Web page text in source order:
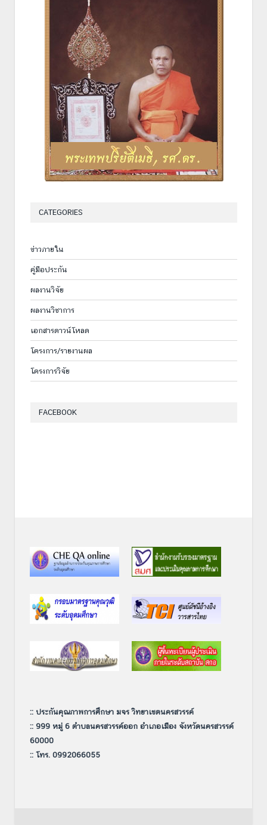
CATEGORIES
ข่าวภายใน
คู่มือประกัน
ผลงานวิจัย
ผลงานวิชาการ
เอกสารดาวน์โหลด
โครงการ/รายงานผล
โครงการวิจัย
FACEBOOK
:: ประกันคุณภาพการศึกษา มจร วิทยาเขตนครสวรรค์
:: 999 หมู่ 6 ตำบลนครสวรรค์ออก อำเภอเมือง จังหวัดนครสวรรค์
60000
:: โทร. 0992066055